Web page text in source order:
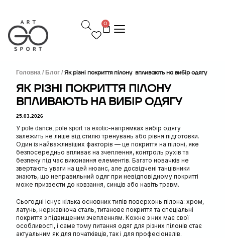
р
е
й
0
Головна / Блог / Як різні покриття пілону впливають на вибір одягу
ЯК РІЗНІ ПОКРИТТЯ ПІЛОНУ
ВПЛИВАЮТЬ НА ВИБІР ОДЯГУ
25.03.2026
У pole dance, pole sport та exotic-напрямках вибір одягу
залежить не лише від стилю тренувань або рівня підготовки.
Один із найважливіших факторів — це покриття на пілоні, яке
безпосередньо впливає на зчеплення, контроль рухів та
безпеку під час виконання елементів. Багато новачків не
звертають уваги на цей нюанс, але досвідчені танцівники
знають, що неправильний одяг при невідповідному покритті
може призвести до ковзання, синців або навіть травм.
Сьогодні існує кілька основних типів поверхонь пілона: хром,
латунь, нержавіюча сталь, титанове покриття та спеціальні
покриття з підвищеним зчепленням. Кожне з них має свої
особливості, і саме тому питання одяг для різних пілонів стає
актуальним як для початківців, так і для професіоналів.